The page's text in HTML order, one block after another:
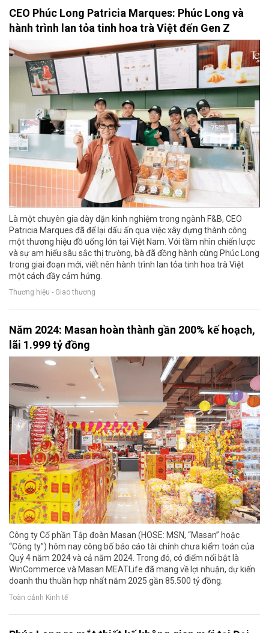
CEO Phúc Long Patricia Marques: Phúc Long và
hành trình lan tỏa tinh hoa trà Việt đến Gen Z
Là một chuyên gia dày dặn kinh nghiệm trong ngành F&B, CEO
Patricia Marques đã để lại dấu ấn qua việc xây dựng thành công
một thương hiệu đồ uống lớn tại Việt Nam. Với tầm nhìn chiến lược
và sự am hiểu sâu sắc thị trường, bà đã đồng hành cùng Phúc Long
trong giai đoạn mới, viết nên hành trình lan tỏa tinh hoa trà Việt
một cách đầy cảm hứng.
Thương hiệu - Giao thương
Năm 2024: Masan hoàn thành gần 200% kế hoạch,
lãi 1.999 tỷ đồng
Công ty Cổ phần Tập đoàn Masan (HOSE: MSN, “Masan” hoặc
“Công ty”) hôm nay công bố báo cáo tài chính chưa kiểm toán của
Quý 4 năm 2024 và cả năm 2024. Trong đó, có điểm nổi bật là
WinCommerce và Masan MEATLife đã mang về lợi nhuận, dự kiến
doanh thu thuần hợp nhất năm 2025 gần 85.500 tỷ đồng.
Toàn cảnh Kinh tế